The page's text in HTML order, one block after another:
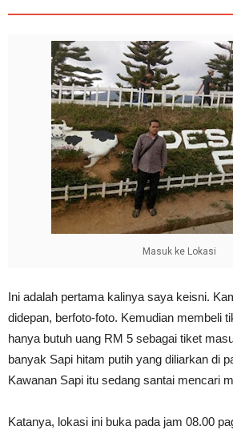
Masuk ke Lokasi
Ini adalah pertama kalinya saya keisni.
didepan, berfoto-foto. Kemudian membeli
hanya butuh uang RM 5 sebagai tiket
banyak Sapi hitam putih yang diliarkan di
Kawanan Sapi itu sedang santai mencari
Katanya, lokasi ini buka pada jam 08.00